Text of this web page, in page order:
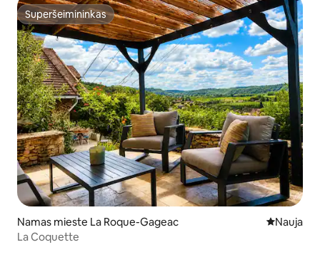
Superšeimininkas
Superšeimininkas
Namas mieste La Roque-Gageac Nauja
Nauja
La Coquette